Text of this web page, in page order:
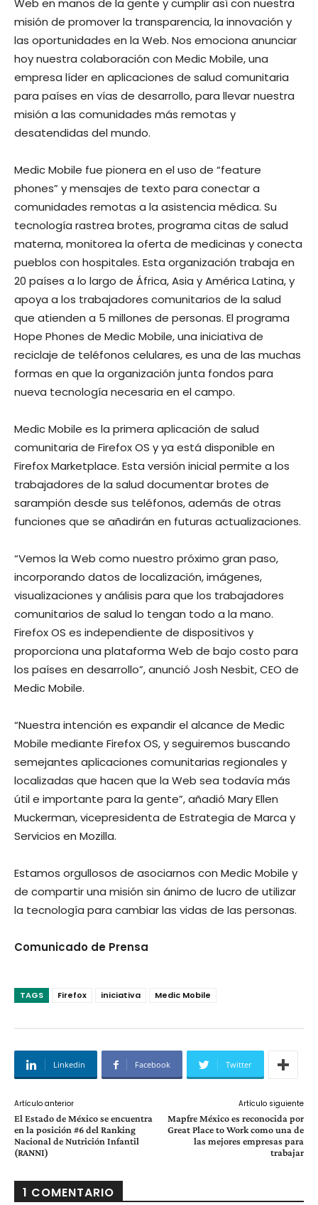
Web en manos de la gente y cumplir así con nuestra
misión de promover la transparencia, la innovación y
las oportunidades en la Web. Nos emociona anunciar
hoy nuestra colaboración con Medic Mobile, una
empresa líder en aplicaciones de salud comunitaria
para países en vías de desarrollo, para llevar nuestra
misión a las comunidades más remotas y
desatendidas del mundo.
Medic Mobile fue pionera en el uso de “feature
phones” y mensajes de texto para conectar a
comunidades remotas a la asistencia médica. Su
tecnología rastrea brotes, programa citas de salud
materna, monitorea la oferta de medicinas y conecta
pueblos con hospitales. Esta organización trabaja en
20 países a lo largo de África, Asia y América Latina, y
apoya a los trabajadores comunitarios de la salud
que atienden a 5 millones de personas. El programa
Hope Phones de Medic Mobile, una iniciativa de
reciclaje de teléfonos celulares, es una de las muchas
formas en que la organización junta fondos para
nueva tecnología necesaria en el campo.
Medic Mobile es la primera aplicación de salud
comunitaria de Firefox OS y ya está disponible en
Firefox Marketplace. Esta versión inicial permite a los
trabajadores de la salud documentar brotes de
sarampión desde sus teléfonos, además de otras
funciones que se añadirán en futuras actualizaciones.
“Vemos la Web como nuestro próximo gran paso,
incorporando datos de localización, imágenes,
visualizaciones y análisis para que los trabajadores
comunitarios de salud lo tengan todo a la mano.
Firefox OS es independiente de dispositivos y
proporciona una plataforma Web de bajo costo para
los países en desarrollo”, anunció Josh Nesbit, CEO de
Medic Mobile.
“Nuestra intención es expandir el alcance de Medic
Mobile mediante Firefox OS, y seguiremos buscando
semejantes aplicaciones comunitarias regionales y
localizadas que hacen que la Web sea todavía más
útil e importante para la gente”, añadió Mary Ellen
Muckerman, vicepresidenta de Estrategia de Marca y
Servicios en Mozilla.
Estamos orgullosos de asociarnos con Medic Mobile y
de compartir una misión sin ánimo de lucro de utilizar
la tecnología para cambiar las vidas de las personas.
Comunicado de Prensa
TAGS Firefox iniciativa Medic Mobile
Linkedin Facebook Twitter
Artículo anterior
El Estado de México se encuentra
en la posición #6 del Ranking
Nacional de Nutrición Infantil
(RANNI)
Artículo siguiente
Mapfre México es reconocida por
Great Place to Work como una de
las mejores empresas para
trabajar
1 COMENTARIO